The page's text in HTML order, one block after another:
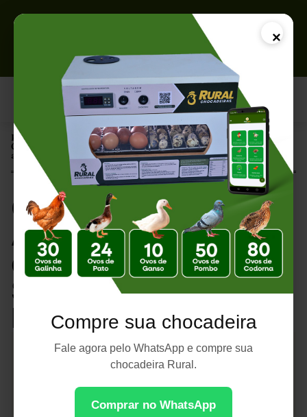
×
Compre sua chocadeira
Fale agora pelo WhatsApp e compre sua
chocadeira Rural.
Comprar no WhatsApp
Página Inicial |
Capim para Galinhas: Alimentação Natural que Favorece a Saúde e
a Produtividade
Capim para Galinhas:
Alimentação Natural
que Favorece a
Saúde e a
Produtividade